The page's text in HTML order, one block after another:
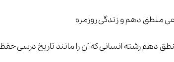
منطق دهم و زندگی روزمره
دهم رشته انسانی که آن را مانند تاریخ درسی حفظی